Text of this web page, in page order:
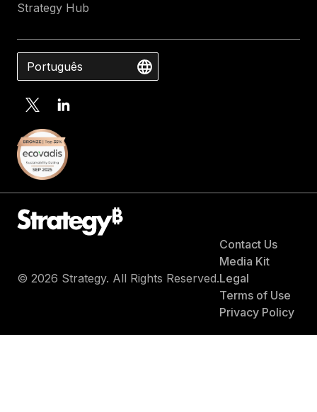
Strategy Hub
Português
© 2026 Strategy. All Rights Reserved.
Contact Us
Media Kit
Legal
Terms of Use
Privacy Policy